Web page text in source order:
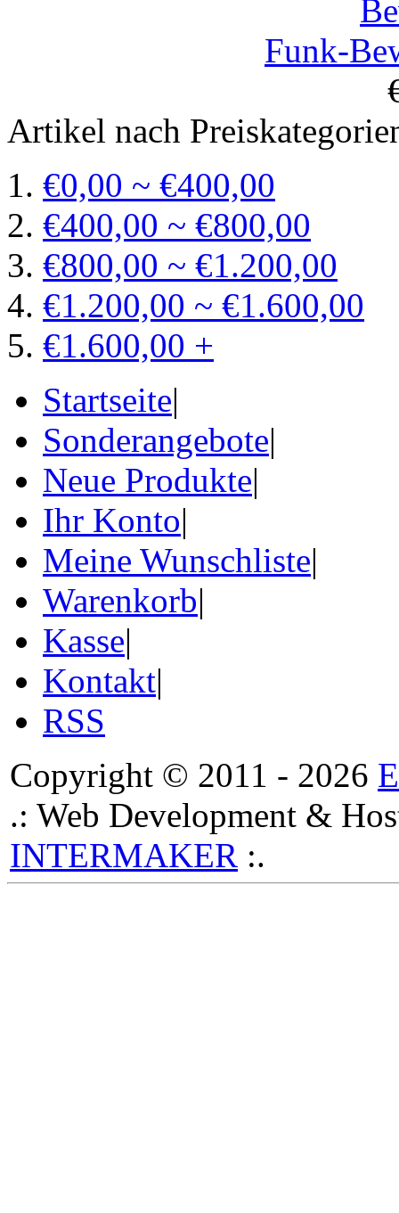
Funk-
Artikel nach
€0,00 ~ €400,00
€400,00 ~ €800,00
€800,00 ~ €1.200,00
€1.200,00 ~ €1.600,00
€1.600,00 +
Startseite|
Sonderangebote|
Neue Produkte|
Ihr Konto|
Meine Wunschliste|
Warenkorb|
Kasse|
Kontakt|
RSS
Copyright © 2011 - 2026
.: Web Development &
INTERMAKER :.